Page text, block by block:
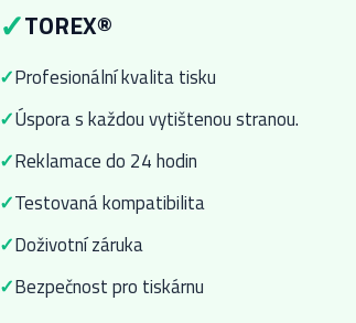
✓TOREX®
✓Profesionální kvalita tisku
✓Úspora s každou vytištenou stranou.
✓Reklamace do 24 hodin
✓Testovaná kompatibilita
✓Doživotní záruka
✓Bezpečnost pro tiskárnu